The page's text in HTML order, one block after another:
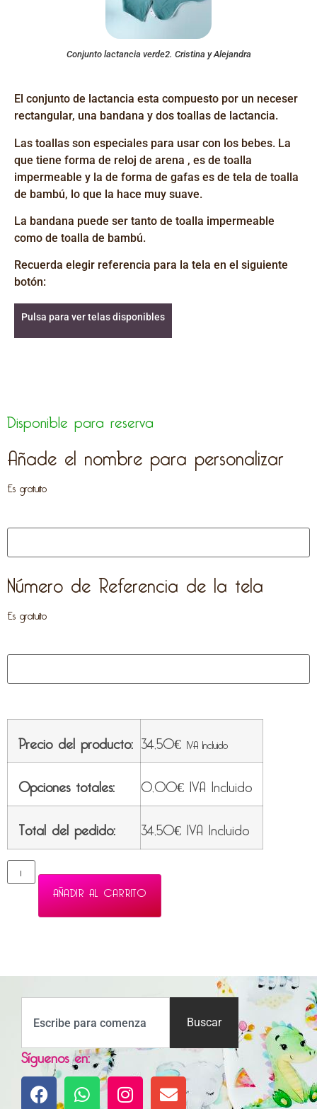
Conjunto lactancia verde2. Cristina y Alejandra
El conjunto de lactancia esta compuesto por un neceser
rectangular, una bandana y dos toallas de lactancia.
Las toallas son especiales para usar con los bebes. La
que tiene forma de reloj de arena , es de toalla
impermeable y la de forma de gafas es de tela de toalla
de bambú, lo que la hace muy suave.
La bandana puede ser tanto de toalla impermeable
como de toalla de bambú.
Recuerda elegir referencia para la tela en el siguiente
botón:
Pulsa para ver telas disponibles
Disponible para reserva
Añade el nombre para personalizar
Es gratuito
Número de Referencia de la tela
Es gratuito
Precio del producto: 34,50€ IVA Incluido
Opciones totales: 0,00€ IVA Incluido
Total del pedido:
34,50€ IVA Incluido
AÑADIR AL CARRITO
Buscar
Síguenos en: